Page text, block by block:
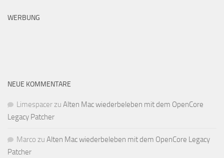
WERBUNG
NEUE KOMMENTARE
Limespacerzu Alten Mac wiederbeleben mit dem OpenCore
Legacy Patcher
Marco zu Alten Mac wiederbeleben mit dem OpenCore Legacy
Patcher